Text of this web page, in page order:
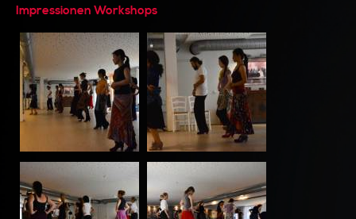
Impressionen Workshops